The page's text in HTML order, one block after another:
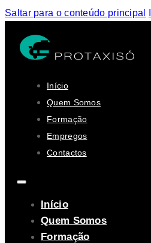
Saltar para o conteúdo principal
Início
Quem Somos
Formação
Empregos
Contactos
Início
Quem Somos
Formação